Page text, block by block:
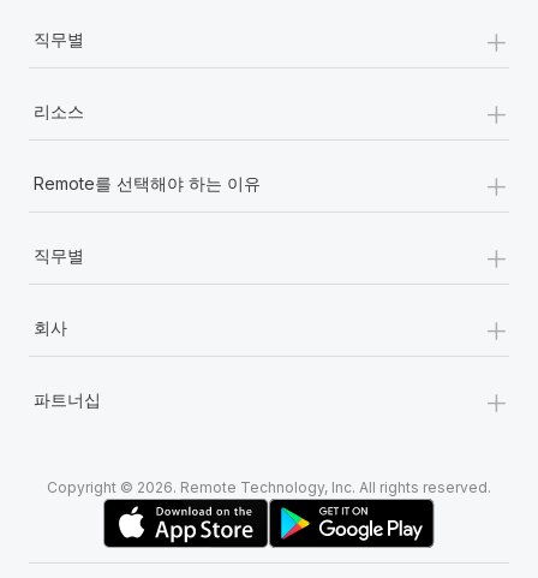
직무별 +
리소스 +
Remote를 선택해야 하는 이유 +
직무별 +
회사 +
파트너십 +
Copyright © 2026. Remote Technology, Inc. All rights reserved.